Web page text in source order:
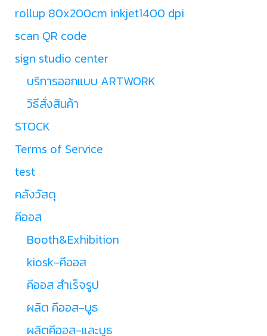
rollup 80x200cm inkjet1400 dpi
scan QR code
sign studio center
บริการออกแบบ ARTWORK
วิธีสั่งสินค้า
STOCK
Terms of Service
test
คลังวัสดุ
คีออส
Booth&Exhibition
kiosk-คีออส
คีออส สำเร็จรูป
ผลิต คีออส-บูธ
ผลิตคีออส-และบูธ